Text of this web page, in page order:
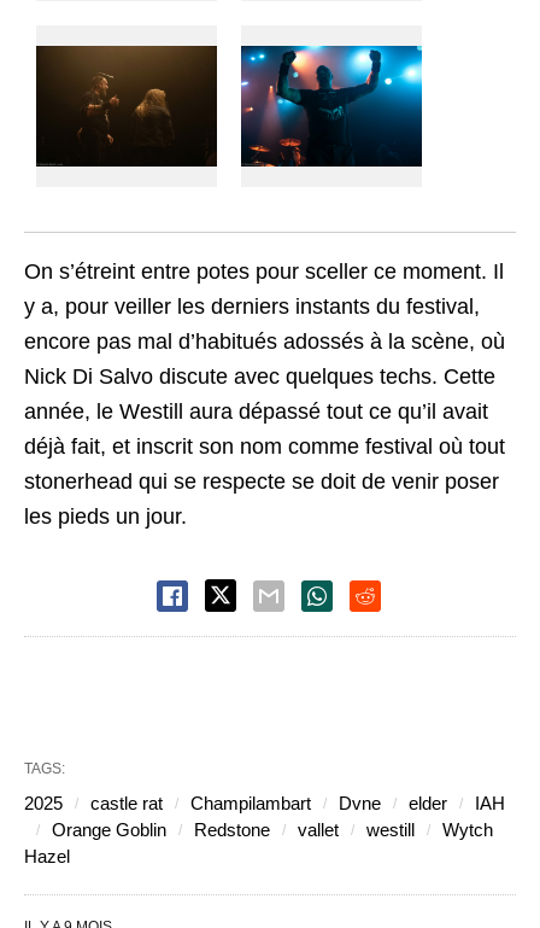
On s’étreint entre potes pour sceller ce moment. Il
y a, pour veiller les derniers instants du festival,
encore pas mal d’habitués adossés à la scène, où
Nick Di Salvo discute avec quelques techs. Cette
année, le Westill aura dépassé tout ce qu’il avait
déjà fait, et inscrit son nom comme festival où tout
stonerhead qui se respecte se doit de venir poser
les pieds un jour.
TAGS:
2025 castle rat Champilambart Dvne elder
IAH
Orange Goblin
Redstone vallet westill
Wytch
Hazel